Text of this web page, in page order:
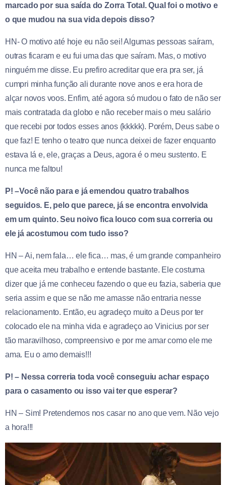
marcado por sua saída do Zorra Total. Qual foi o motivo e
o que mudou na sua vida depois disso?
HN- O motivo até hoje eu não sei! Algumas pessoas saíram,
outras ficaram e eu fui uma das que saíram. Mas, o motivo
ninguém me disse. Eu prefiro acreditar que era pra ser, já
cumpri minha função ali durante nove anos e era hora de
alçar novos voos. Enfim, até agora só mudou o fato de não ser
mais contratada da globo e não receber mais o meu salário
que recebi por todos esses anos (kkkkk). Porém, Deus sabe o
que faz! E tenho o teatro que nunca deixei de fazer enquanto
estava lá e, ele, graças a Deus, agora é o meu sustento. E
nunca me faltou!
P! –Você não para e já emendou quatro trabalhos
seguidos. E, pelo que parece, já se encontra envolvida
em um quinto. Seu noivo fica louco com sua correria ou
ele já acostumou com tudo isso?
HN – Ai, nem fala… ele fica… mas, é um grande companheiro
que aceita meu trabalho e entende bastante. Ele costuma
dizer que já me conheceu fazendo o que eu fazia, saberia que
seria assim e que se não me amasse não entraria nesse
relacionamento. Então, eu agradeço muito a Deus por ter
colocado ele na minha vida e agradeço ao Vinicius por ser
tão maravilhoso, compreensivo e por me amar como ele me
ama. Eu o amo demais!!!
P! – Nessa correria toda você conseguiu achar espaço
para o casamento ou isso vai ter que esperar?
HN – Sim! Pretendemos nos casar no ano que vem. Não vejo
a hora!!!